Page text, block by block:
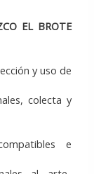
EL BROTE
y uso de
colecta y
e